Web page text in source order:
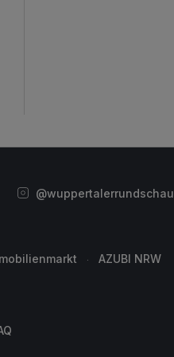
@wuppertalerrundschau
AZUBI NRW